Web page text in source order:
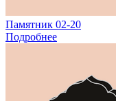
Памятник 02-20
Подробнее